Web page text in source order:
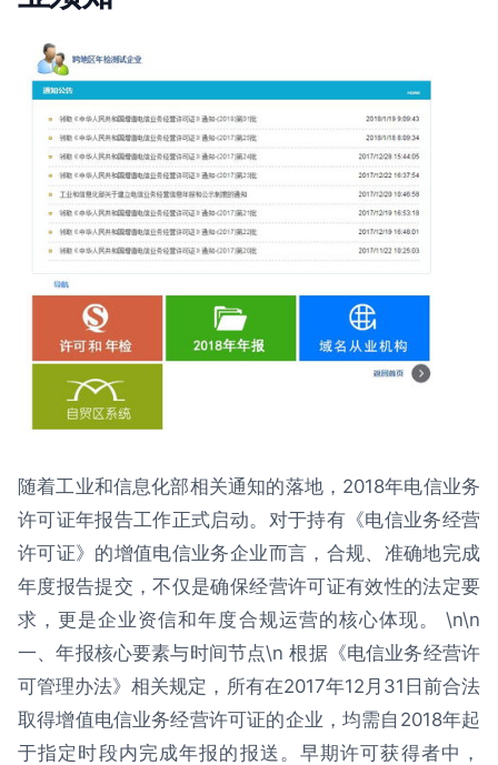
随着工业和信息化部相关通知的落地，2018年电信业务
许可证年报告工作正式启动。对于持有《电信业务经营
许可证》的增值电信业务企业而言，合规、准确地完成
年度报告提交，不仅是确保经营许可证有效性的法定要
求，更是企业资信和年度合规运营的核心体现。 \n\n
一、年报核心要素与时间节点\n 根据《电信业务经营许
可管理办法》相关规定，所有在2017年12月31日前合法
取得增值电信业务经营许可证的企业，均需自2018年起
于指定时段内完成年报的报送。早期许可获得者中，